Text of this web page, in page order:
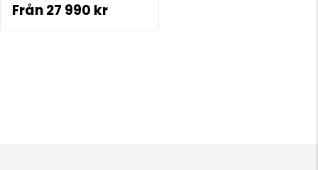
Från27 990 kr